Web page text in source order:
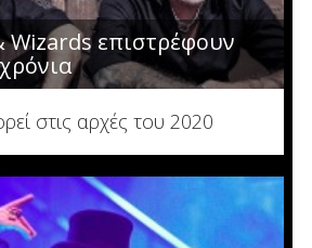
Wizards επιστρέφουν
στις αρχές του 2020